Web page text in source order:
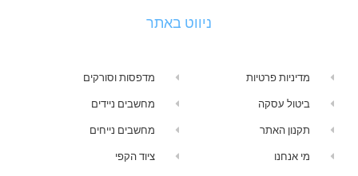
ניווט באתר
מדיניות פרטיות
ביטול עסקה
תקנון האתר
מי אנחנו
מדפסות וסורקים
מחשבים ניידים
מחשבים נייחים
ציוד הקפי